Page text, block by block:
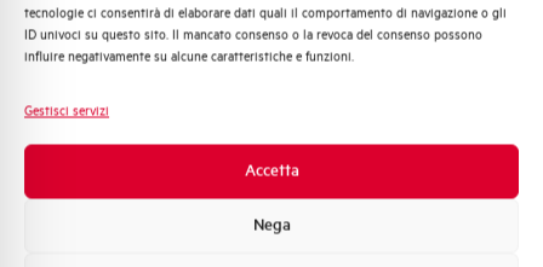
tecnologie ci consentirà di elaborare dati quali il comportamento di navigazione o gli
ID univoci su questo sito. Il mancato consenso o la revoca del consenso possono
influire negativamente su alcune caratteristiche e funzioni.
Gestisci servizi
Accetta
Nega
Adatto al sezionamento
secondo EN 60947-2
SI
Distribuzione di Energia
Automazione Industriale
Sistema Quadri
Promozioni e offerte
Formazione tecnica